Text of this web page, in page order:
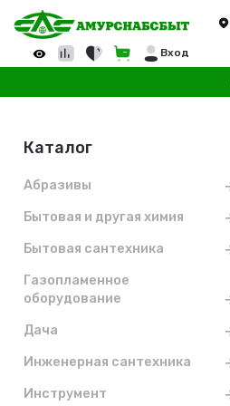
Вход
Каталог
Абразивы
Бытовая и другая химия
Бытовая сантехника
Газопламенное
оборудование
Дача
Инженерная сантехника
Инструмент